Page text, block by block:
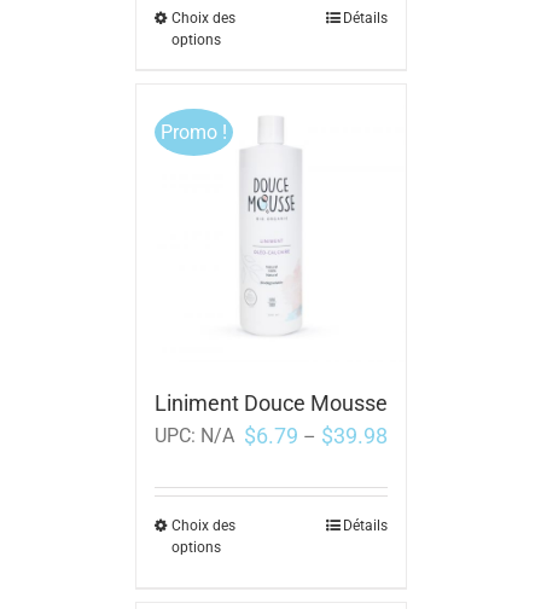
Choix des
options
Détails
Promo !
Liniment Douce Mousse
UPC: N/A $6.79 – $39.98
Choix des
options
Détails